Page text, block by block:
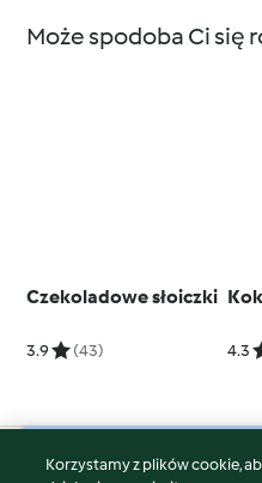
Może spodoba Ci się
Czekoladowe słoiczki
3.9 (43) 4.3
© Copyright 2026
Korzystamy z plików cookie,